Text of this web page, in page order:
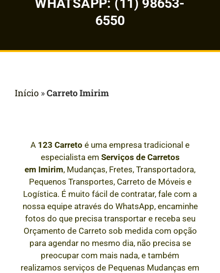
WHATSAPP: (11) 98653-
6550
Início »Carreto Imirim
A 123 Carreto é uma empresa tradicional e
especialista em Serviços de Carretos
em Imirim, Mudanças, Fretes, Transportadora,
Pequenos Transportes, Carreto de Móveis e
Logística. É muito fácil de contratar, fale com a
nossa equipe através do WhatsApp, encaminhe
fotos do que precisa transportar e receba seu
Orçamento de Carreto sob medida com opção
para agendar no mesmo dia, não precisa se
preocupar com mais nada, e também
realizamos serviços de Pequenas Mudanças em